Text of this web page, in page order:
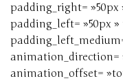
padding_right= »50px
padding_left= »50px
animation_direction=
animation_offset=